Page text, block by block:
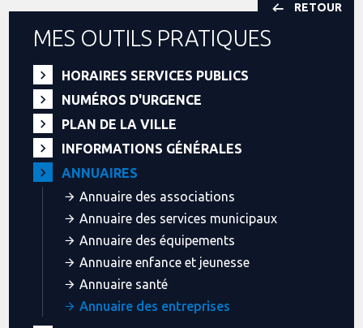
RETOUR
MES OUTILS PRATIQUES
HORAIRES SERVICES PUBLICS
NUMÉROS D'URGENCE
PLAN DE LA VILLE
INFORMATIONS GÉNÉRALES
ANNUAIRES
Annuaire des associations
Annuaire des services municipaux
Annuaire des équipements
Annuaire enfance et jeunesse
Annuaire santé
Annuaire des entreprises